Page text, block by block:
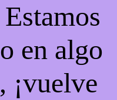
en algo
¡vuelve